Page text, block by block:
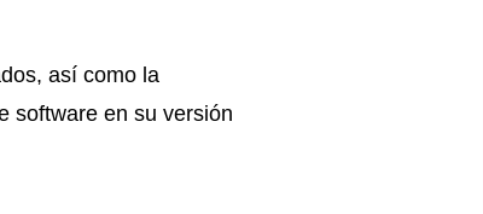
así como la
software en su versión